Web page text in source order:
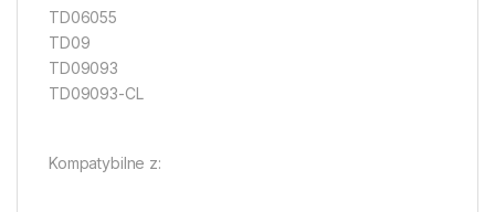
TD06055
TD09
TD09093
TD09093-CL
Kompatybilne z: